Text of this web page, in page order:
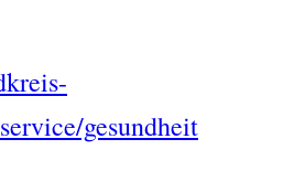
gesundheit